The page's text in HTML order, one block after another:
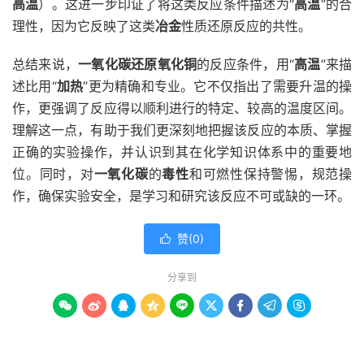
高温）。这进一步印证了将这类反应条件描述为“高温”的合
理性，因为它反映了这类冶金性质还原反应的共性。
总结来说，一氧化碳还原氧化铜的反应条件，用“高温”来描
述比用“加热”更为精确和专业。它不仅指出了需要升温的操
作，更强调了反应得以顺利进行的特定、较高的温度区间。
理解这一点，有助于我们更深刻地把握该反应的本质、掌握
正确的实验操作，并认识到其在化学知识体系中的重要地
位。同时，对一氧化碳的毒性和可燃性保持警惕，规范操
作，确保实验安全，是学习和研究该反应不可或缺的一环。
 赞(0)
分享到
        